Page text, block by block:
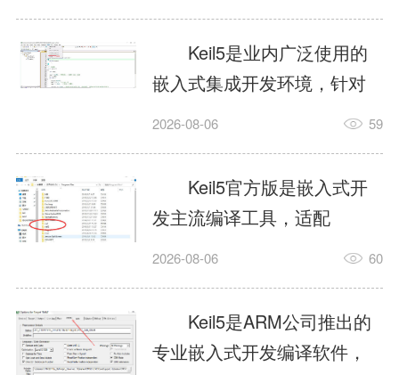
这样？因为AI，就是个只会
耍嘴皮子的书呆子。它脑子
里有海量知识，但没有真正
激发出来实力。而
AgentSkill，就是给AI大脑装
上的一双机械手，它真的能
解决很多问题。1什么是
AgentSkillSkill指...
Keil5是业内广泛使用的
嵌入式集成开发环境，针对
ARM、51内核单片机提供编
力，代码编译稳定，调试工
具成熟，大量开源项目基于
该平台开发。新项目需要单
独下载对应芯片支持包，新
手配置难度较高，正版商业
授权费用不菲，未授权版本
存在程序容量限制，适合硬
2026-08-06 59
Keil5官方版是嵌入式开
发主流编译工具，适配
STM32、51单片机等多款芯
在线调试、代码仿真，兼容
众多厂商芯片安装包。软件
需要手动添加器件库，初次
2026-08-06 60
Keil5是ARM公司推出的
专业嵌入式开发编译软件，